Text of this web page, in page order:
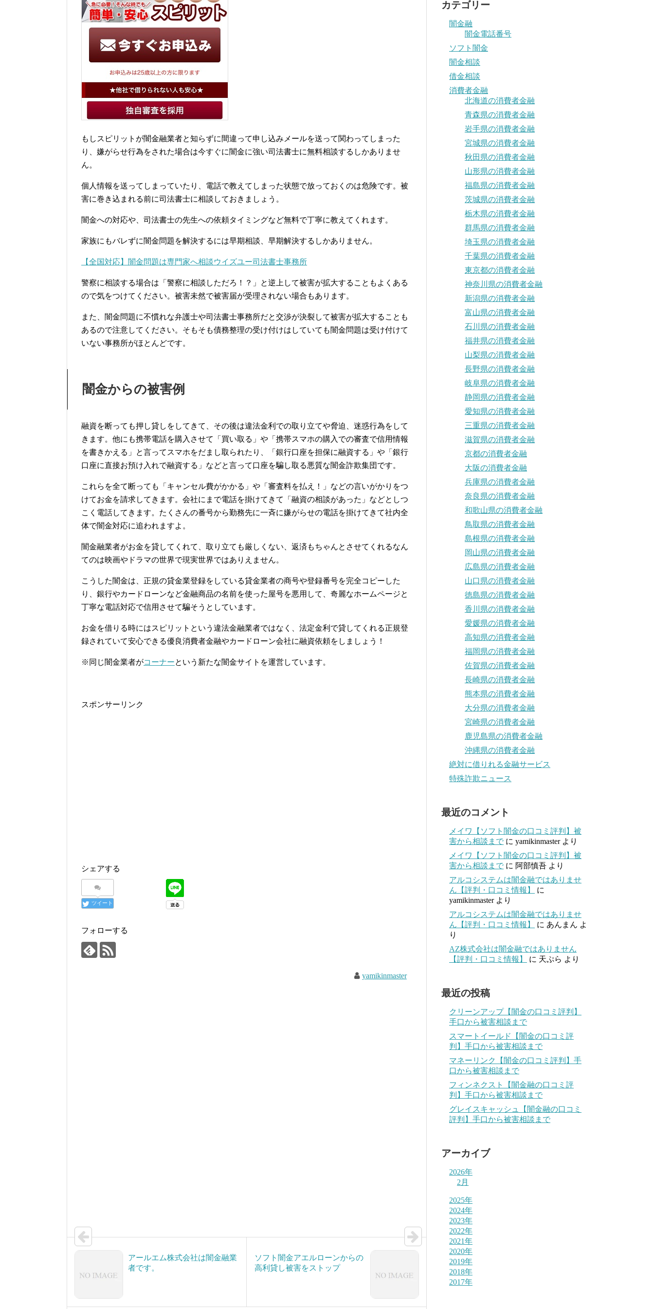
もしスピリットが闇金融業者と知らずに間違って申し込みメールを送って関わってしまった
り、嫌がらせ行為をされた場合は今すぐに闇金に強い司法書士に無料相談するしかありませ
ん。
個人情報を送ってしまっていたり、電話で教えてしまった状態で放っておくのは危険です。被
害に巻き込まれる前に司法書士に相談しておきましょう。
闇金への対応や、司法書士の先生への依頼タイミングなど無料で丁寧に教えてくれます。
家族にもバレずに闇金問題を解決するには早期相談、早期解決するしかありません。
【全国対応】闇金問題は専門家へ相談ウイズユー司法書士事務所
警察に相談する場合は「警察に相談しただろ！？」と逆上して被害が拡大することもよくある
ので気をつけてください。被害未然で被害届が受理されない場合もあります。
また、闇金問題に不慣れな弁護士や司法書士事務所だと交渉が決裂して被害が拡大することも
あるので注意してください。そもそも債務整理の受け付けはしていても闇金問題は受け付けて
いない事務所がほとんどです。
闇金からの被害例
融資を断っても押し貸しをしてきて、その後は違法金利での取り立てや脅迫、迷惑行為をして
きます。他にも携帯電話を購入させて「買い取る」や「携帯スマホの購入での審査で信用情報
を書きかえる」と言ってスマホをだまし取られたり、「銀行口座を担保に融資する」や「銀行
口座に直接お預け入れで融資する」などと言って口座を騙し取る悪質な闇金詐欺集団です。
これらを全て断っても「キャンセル費がかかる」や「審査料を払え！」などの言いがかりをつ
けてお金を請求してきます。会社にまで電話を掛けてきて「融資の相談があった」などとしつ
こく電話してきます。たくさんの番号から勤務先に一斉に嫌がらせの電話を掛けてきて社内全
体で闇金対応に追われますよ。
闇金融業者がお金を貸してくれて、取り立ても厳しくない、返済もちゃんとさせてくれるなん
てのは映画やドラマの世界で現実世界ではありえません。
こうした闇金は、正規の貸金業登録をしている貸金業者の商号や登録番号を完全コピーした
り、銀行やカードローンなど金融商品の名前を使った屋号を悪用して、奇麗なホームページと
丁寧な電話対応で信用させて騙そうとしています。
お金を借りる時にはスピリットという違法金融業者ではなく、法定金利で貸してくれる正規登
録されていて安心できる優良消費者金融やカードローン会社に融資依頼をしましょう！
※同じ闇金業者がコーナーという新たな闇金サイトを運営しています。
スポンサーリンク
シェアする
ツイート
フォローする
yamikinmaster
アールエム株式会社は闇金融業
者です。
ソフト闇金アエルローンからの
高利貸し被害をストップ
カテゴリー
闇金融
闇金電話番号
ソフト闇金
闇金相談
借金相談
消費者金融
北海道の消費者金融
青森県の消費者金融
岩手県の消費者金融
宮城県の消費者金融
秋田県の消費者金融
山形県の消費者金融
福島県の消費者金融
茨城県の消費者金融
栃木県の消費者金融
群馬県の消費者金融
埼玉県の消費者金融
千葉県の消費者金融
東京都の消費者金融
神奈川県の消費者金融
新潟県の消費者金融
富山県の消費者金融
石川県の消費者金融
福井県の消費者金融
山梨県の消費者金融
長野県の消費者金融
岐阜県の消費者金融
静岡県の消費者金融
愛知県の消費者金融
三重県の消費者金融
滋賀県の消費者金融
京都の消費者金融
大阪の消費者金融
兵庫県の消費者金融
奈良県の消費者金融
和歌山県の消費者金融
鳥取県の消費者金融
島根県の消費者金融
岡山県の消費者金融
広島県の消費者金融
山口県の消費者金融
徳島県の消費者金融
香川県の消費者金融
愛媛県の消費者金融
高知県の消費者金融
福岡県の消費者金融
佐賀県の消費者金融
長崎県の消費者金融
熊本県の消費者金融
大分県の消費者金融
宮崎県の消費者金融
鹿児島県の消費者金融
沖縄県の消費者金融
絶対に借りれる金融サービス
特殊詐欺ニュース
最近のコメント
メイワ【ソフト闇金の口コミ評判】被
害から相談まで に yamikinmasterより
メイワ【ソフト闇金の口コミ評判】被
害から相談まで に 阿部慎吾 より
アルコシステムは闇金融ではありませ
ん【評判・口コミ情報】
に
yamikinmasterより
アルコシステムは闇金融ではありませ
ん【評判・口コミ情報】
に あんまん よ
り
AZ株式会社は闇金融ではありません
【評判・口コミ情報】
に 天ぷら より
最近の投稿
クリーンアップ【闇金の口コミ評判】
手口から被害相談まで
スマートイールド【闇金の口コミ評
判】手口から被害相談まで
マネーリンク【闇金の口コミ評判】手
口から被害相談まで
フィンネクスト【闇金融の口コミ評
判】手口から被害相談まで
グレイスキャッシュ【闇金融の口コミ
評判】手口から被害相談まで
アーカイブ
2026年
2月
2025年
2024年
2023年
2022年
2021年
2020年
2019年
2018年
2017年